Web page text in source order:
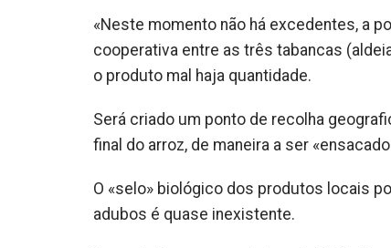
«Neste momento não há excedentes, a
cooperativa entre as três tabancas
o produto mal haja quantidade.
Será criado um ponto de recolha
final do arroz, de maneira a ser
O «selo» biológico dos produtos locais
adubos é quase inexistente.